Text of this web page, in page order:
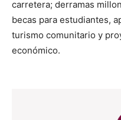
carretera; derramas
becas para estudiantes,
turismo comunitario y
económico.